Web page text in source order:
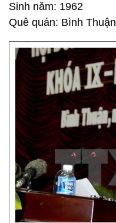
Sinh năm: 1962
Quê quán: Bình Thuận